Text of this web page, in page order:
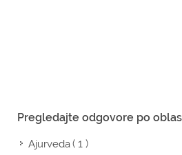
Pregledajte odgovore po
Ajurveda( 1 )